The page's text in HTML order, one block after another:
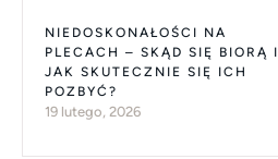
NIEDOSKONAŁOŚCI NA
PLECACH – SKĄD SIĘ BIORĄ I
JAK SKUTECZNIE SIĘ ICH
POZBYĆ?
19 lutego, 2026